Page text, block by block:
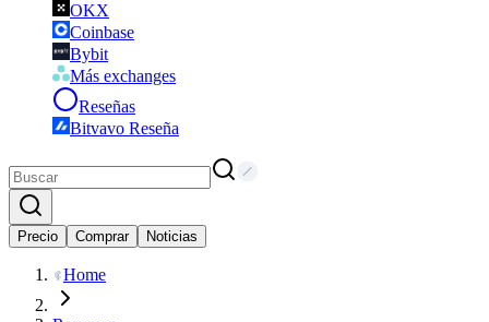
OKX
Coinbase
Bybit
Más exchanges
Reseñas
Bitvavo Reseña
Precio Comprar Noticias
Home